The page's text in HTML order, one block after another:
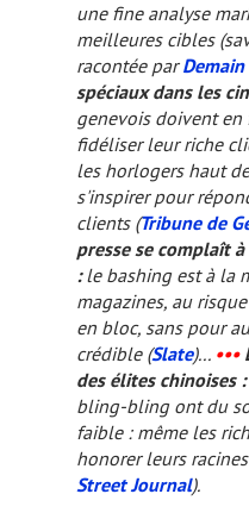
une fine analyse
meilleures cibles
racontée par
spéciaux dans les
genevois doivent
fidéliser leur riche
les horlogers haut
s'inspirer pour
clients (Tribune de
presse se complaît
:le bashingest à la
magazines, au
en bloc, sans pour
crédible (Slate)... •••
des élites chinoises :
bling-bling ont du
faible : même les
honorer leurs
Street Journal).